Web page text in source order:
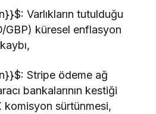
: Varlıkların tutulduğu
GBP) küresel enflasyon
: Stripe ödeme ağ
bankalarının kestiği
sürtünmesi,